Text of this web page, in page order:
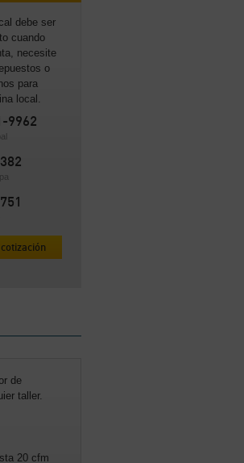
debe ser
cuando
necesite
o
para
local.
9962
de
taller.
20 cfm